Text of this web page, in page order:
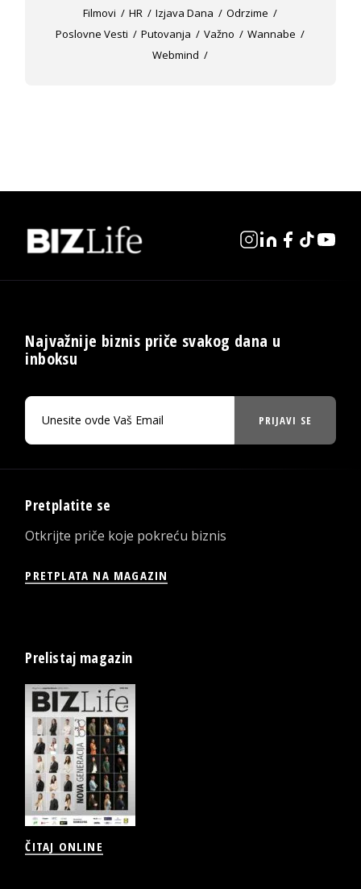
Filmovi
HR Izjava Dana
Odrzime
Poslovne Vesti
Putovanja Važno
Wannabe
Webmind
Najvažnije biznis priče svakog dana u
inboksu
PRIJAVI SE
Pretplatite se
Otkrijte priče koje pokreću biznis
PRETPLATA NA MAGAZIN
Prelistaj magazin
ČITAJ ONLINE